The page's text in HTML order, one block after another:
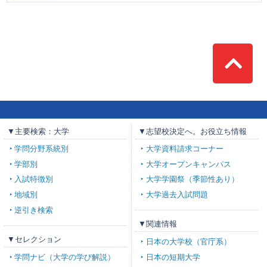
Top
▼主要検索：大学
学問分野系統別
学部別
入試特徴別
地域別
逆引き検索
▼セレクション
学問ナビ（大学の学び解説）
▼志望校決定へ。お役立ち情報
大学資料請求コーナー
大学オープンキャンパス
大学学園祭（季節性あり）
大学過去入試問題
▼関連情報
日本の大学校（官庁系）
日本の短期大学